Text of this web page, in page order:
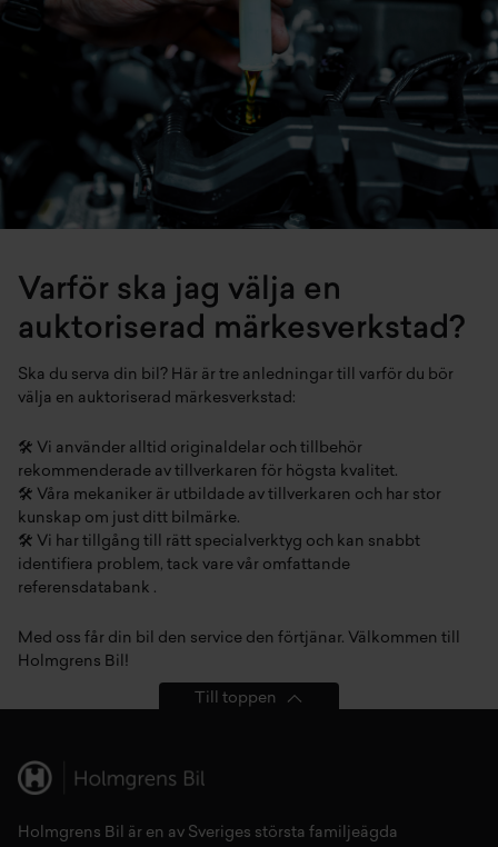
Varför ska jag välja en
auktoriserad märkesverkstad?
Ska du serva din bil? Här är tre anledningar till varför du bör
välja en auktoriserad märkesverkstad: ⁠ ⁠
🛠️ Vi använder alltid originaldelar och tillbehör
rekommenderade av tillverkaren för högsta kvalitet⁠.
🛠️ Våra mekaniker är utbildade av tillverkaren och har stor
kunskap om just ditt bilmärke⁠.
🛠️ Vi har tillgång till rätt specialverktyg och kan snabbt
identifiera problem, tack vare vår omfattande
referensdatabank⁠ ⁠.
Med oss får din bil den service den förtjänar. Välkommen till
Holmgrens Bil!⁠
Till toppen
Holmgrens Bil är en av Sveriges största familjeägda